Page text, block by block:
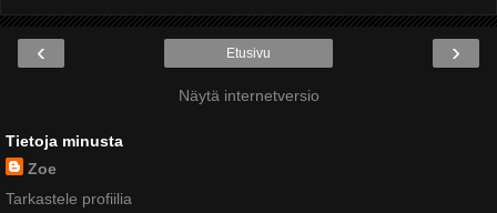
‹ ›
Etusivu
Näytä internetversio
Tietoja minusta
Zoe
Tarkastele profiilia